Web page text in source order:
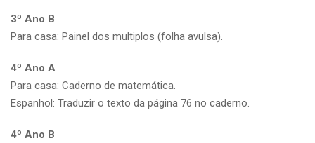
3º Ano B
Para casa: Painel dos multiplos (folha avulsa).
4º Ano A
Para casa: Caderno de matemática.
Espanhol: Traduzir o texto da página 76 no caderno.
4º Ano B